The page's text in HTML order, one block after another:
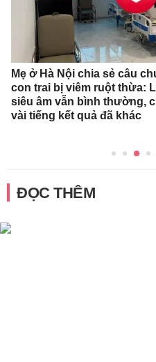
Mẹ ở Hà Nội chia sẻ câu
con trai bị viêm ruột thừa:
siêu âm vẫn bình thường,
vài tiếng kết quả đã khác
ĐỌC THÊM